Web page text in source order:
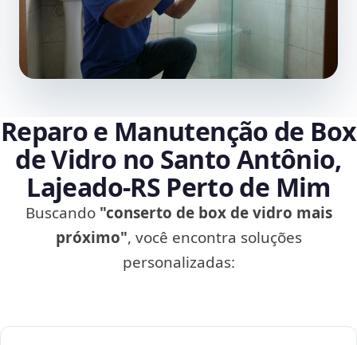
Reparo e Manutenção de Box
de Vidro no Santo Antônio,
Lajeado‑RS Perto de Mim
Buscando "conserto de box de vidro mais
próximo", você encontra soluções
personalizadas: